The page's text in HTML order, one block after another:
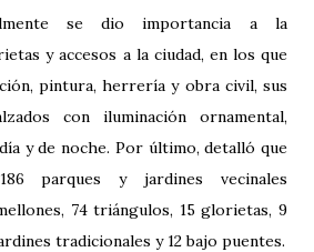
se dio importancia a la
y accesos a la ciudad, en los que
pintura, herrería y obra civil, sus
con iluminación ornamental,
y de noche. Por último, detalló que
parques y jardines vecinales
74 triángulos, 15 glorietas, 9
tradicionales y 12 bajo puentes.